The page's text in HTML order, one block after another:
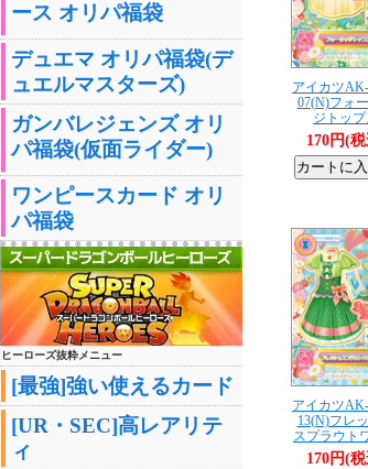
ース オリパ福袋
デュエマ オリパ福袋(デ
ュエルマスターズ)
ガンバレジェンズ オリ
パ福袋(仮面ライダー)
ワンピースカード オリ
パ福袋
ヒーローズ抜粋メニュー
[最強]強い使えるカード
[UR・SEC]高レアリテ
ィ
アイカツ
07(N)フォ
ジトップ
170円(
アイカツ
13(N)フレ
スプラウト
170円(